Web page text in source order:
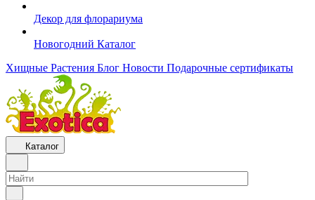
Декор для флорариума
Новогодний Каталог
Хищные Растения Блог Новости Подарочные сертификаты
Каталог